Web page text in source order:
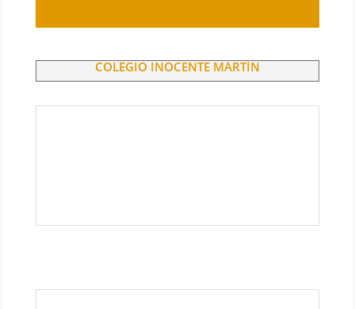
COLEGIO INOCENTE MARTÍN